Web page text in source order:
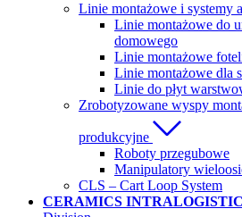
Linie montażowe i systemy
Linie montażowe do
domowego
Linie montażowe
Linie montażowe dla
Linie do płyt
Zrobotyzowane wyspy
produkcyjne
Roboty przegubowe
Manipulatory
CLS – Cart Loop System
CERAMICS INTRALOGISTIC